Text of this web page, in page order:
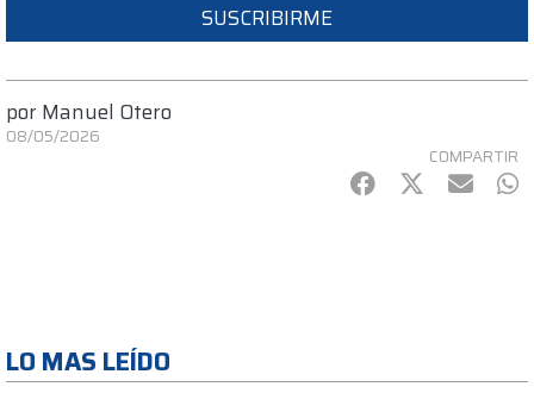
SUSCRIBIRME
por Manuel Otero
08/05/2026
COMPARTIR
Facebook
Twitter
mail
LO MAS LEÍDO